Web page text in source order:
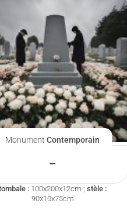
MonumentContemporain
–
:100x200x12cm ; stèle :
90x10x75cm